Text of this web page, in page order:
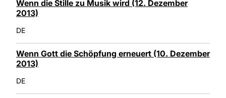
Wenn die Stille zu Musik wird (12. Dezember
2013)
DE
Wenn Gott die Schöpfung erneuert (10. Dezember
2013)
DE